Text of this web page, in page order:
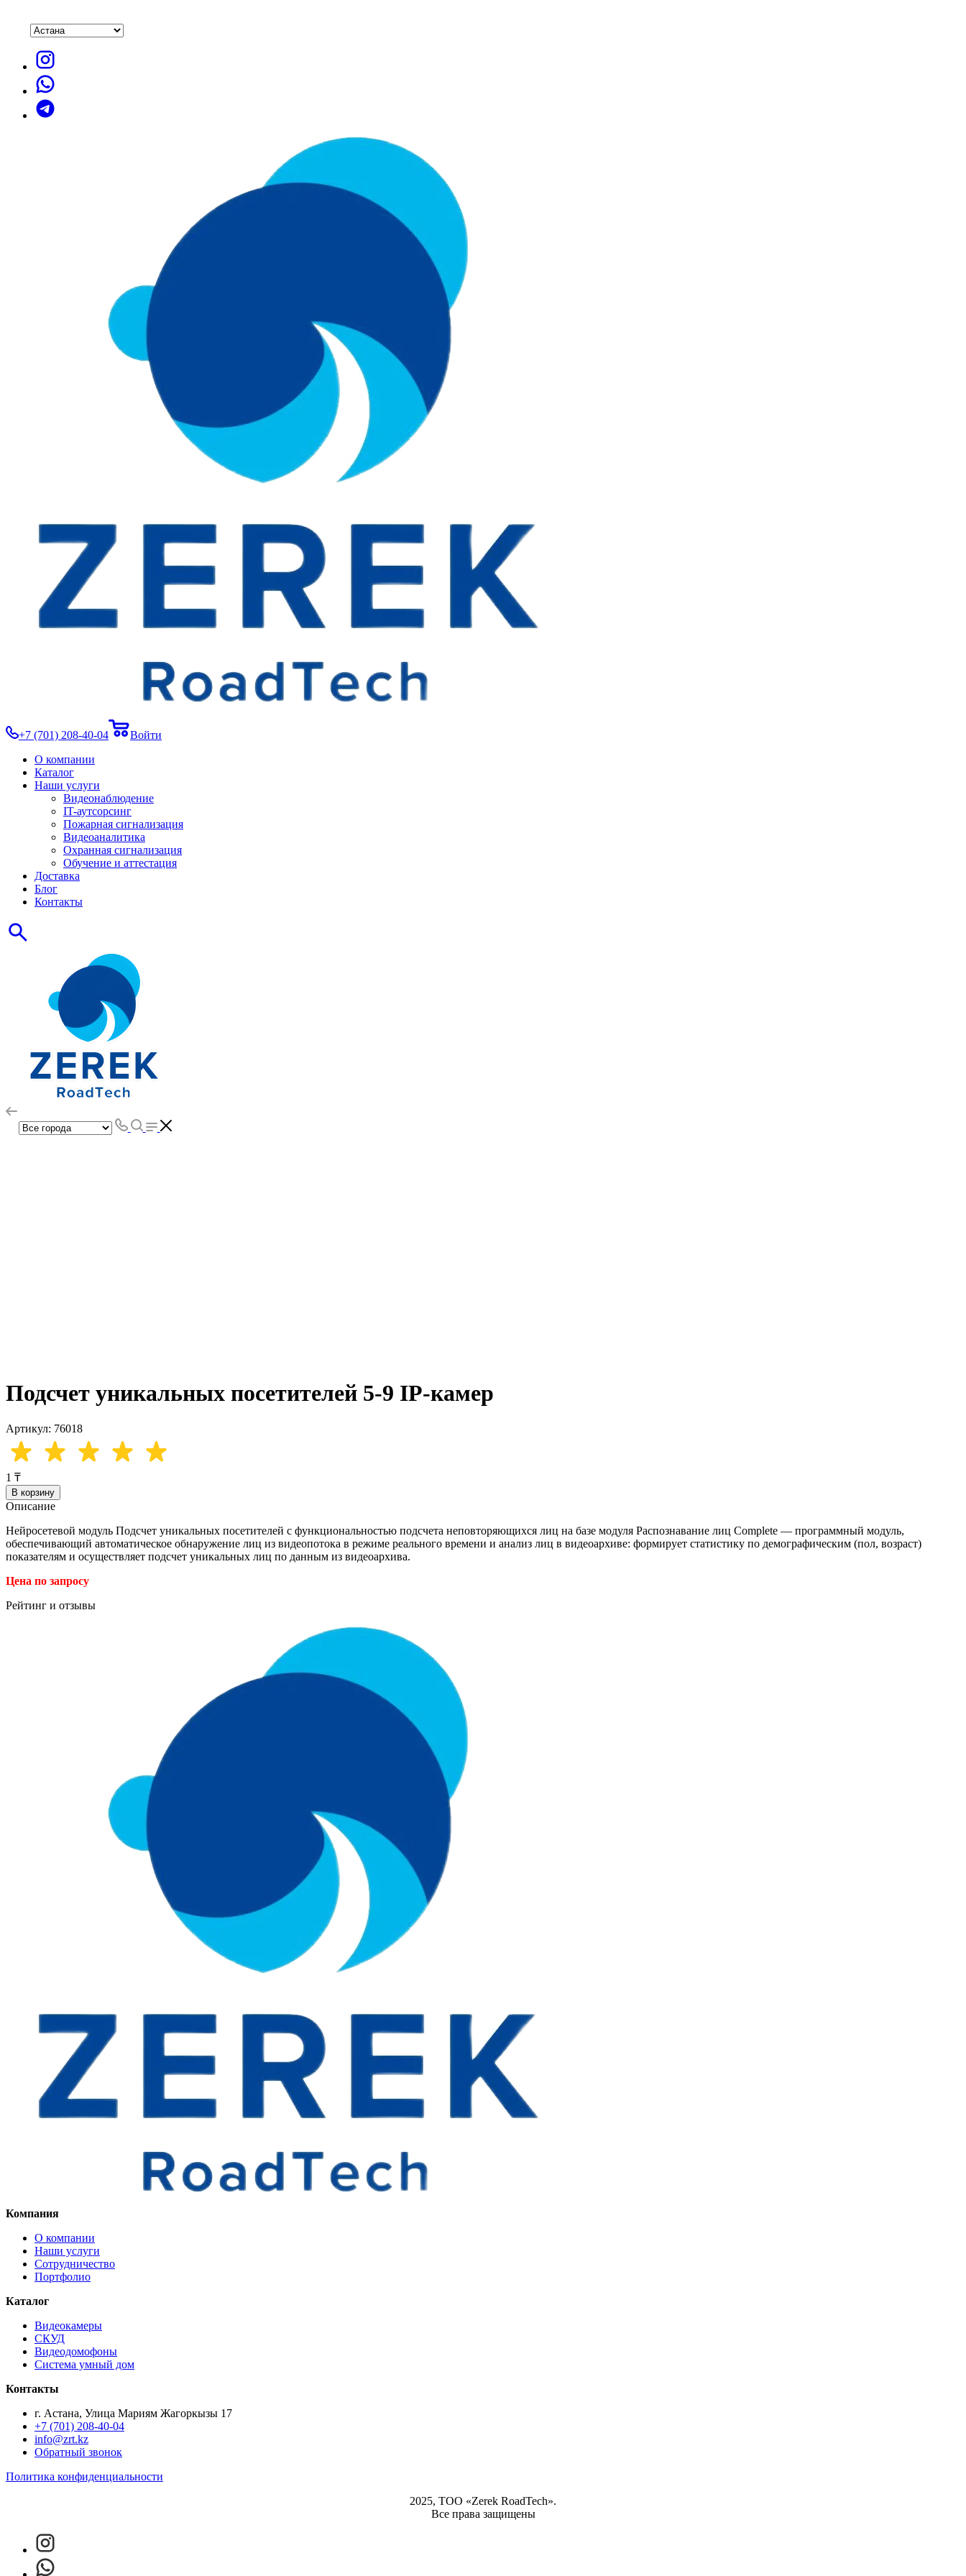
+7 (701) 208-40-04
Войти
О компании
Каталог
Наши услуги
Видеонаблюдение
IT-аутсорсинг
Пожарная сигнализация
Видеоаналитика
Охранная сигнализация
Обучение и аттестация
Доставка
Блог
Контакты
Подсчет уникальных посетителей 5-9 IP-камер
Артикул: 76018
1 ₸
В корзину
Описание
Нейросетевой модуль Подсчет уникальных посетителей с функциональностью подсчета неповторяющихся лиц на базе модуля Распознавание лиц Complete — программный модуль,
обеспечивающий автоматическое обнаружение лиц из видеопотока в режиме реального времени и анализ лиц в видеоархиве: формирует статистику по демографическим (пол, возраст)
показателям и осуществляет подсчет уникальных лиц по данным из видеоархива.
Цена по запросу
Рейтинг и отзывы
Компания
О компании
Наши услуги
Сотрудничество
Портфолио
Каталог
Видеокамеры
СКУД
Видеодомофоны
Система умный дом
Контакты
г. Астана, Улица Мариям Жагоркызы 17
+7 (701) 208-40-04
info@zrt.kz
Обратный звонок
Политика конфиденциальности
2025, ТОО «Zerek RoadTech».
Все права защищены